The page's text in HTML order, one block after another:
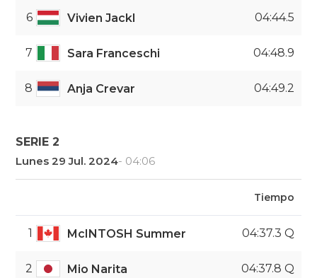
6 Vivien Jackl 04:44.5
7 Sara Franceschi 04:48.9
8 Anja Crevar 04:49.2
SERIE 2
Lunes 29 Jul. 2024- 04:06
Tiempo
1 McINTOSH Summer 04:37.3 Q
2 Mio Narita 04:37.8 Q